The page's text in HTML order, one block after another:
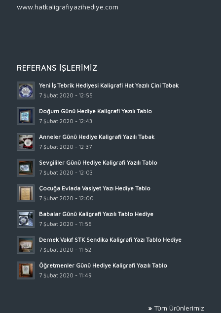
www.hatkaligrafiyazihediye.com
REFERANS İŞLERIMIZ
Yeni İş Tebrik Hediyesi Kaligrafi Hat Yazılı Çini Tabak
7 Şubat 2020 - 12:55
Doğum Günü Hediye Kaligrafi Yazılı Tablo
7 Şubat 2020 - 12:43
Anneler Günü Hediye Kaligrafi Yazılı Tabak
7 Şubat 2020 - 12:37
Sevgililer Günü Hediye Kaligrafi Yazılı Tablo
7 Şubat 2020 - 12:03
Çocuğa Evlada Vasiyet Yazı Hediye Tablo
7 Şubat 2020 - 12:00
Babalar Günü Kaligrafi Yazılı Tablo Hediye
7 Şubat 2020 - 11:56
Dernek Vakıf STK Sendika Kaligrafi Yazı Tablo Hediye
7 Şubat 2020 - 11:52
Öğretmenler Günü Hediye Kaligrafi Yazılı Tablo
7 Şubat 2020 - 11:49
» Tüm Ürünlerimiz